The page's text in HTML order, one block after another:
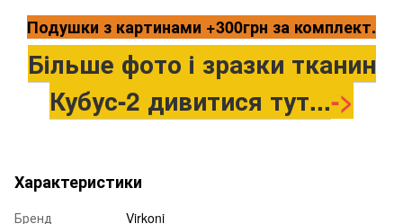
Подушки з картинами +300грн за комплект.
Більше фото і зразки тканин
Кубус-2 дивитися тут...->
Характеристики
Бренд
Virkoni